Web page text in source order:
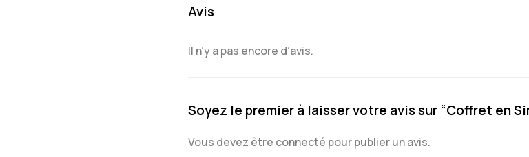
Avis
Il n’y a pas encore d’avis.
Soyez le premier à laisser votre avis sur “Coffret en
Vous devez être connecté pour publier un avis.